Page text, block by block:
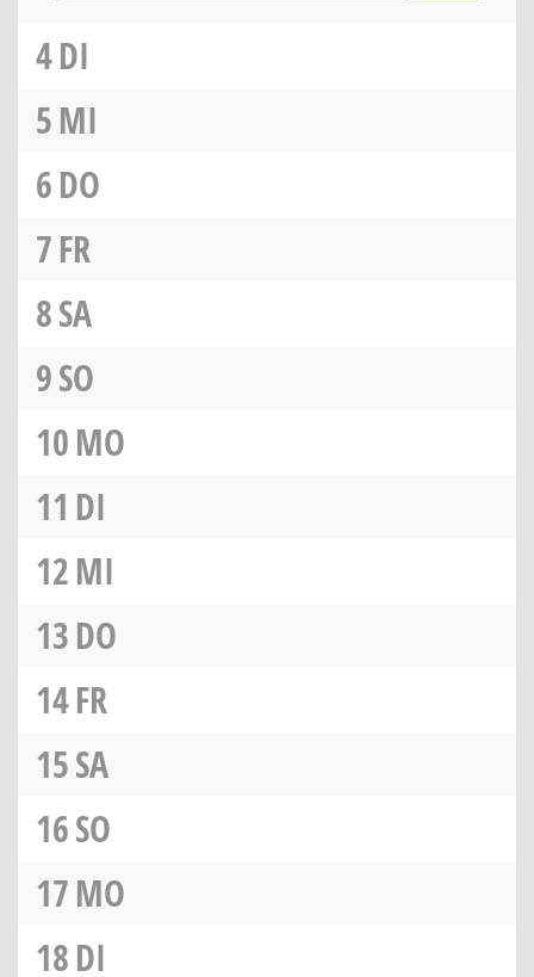
4DI
5MI
6DO
7FR
8SA
9SO
10MO
11 DI
12MI
13DO
14FR
15SA
16SO
17MO
18DI